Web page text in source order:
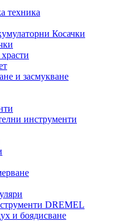
техника
Косачки
и засмукване
инструменти
DREMEL
и боядисване